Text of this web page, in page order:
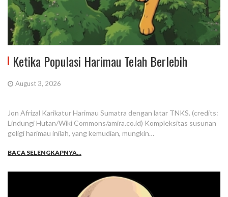
Ketika Populasi Harimau Telah Berlebih
August 3, 2026
Jon Afrizal Karikatur Harimau Sumatra dengan latar TNKS. (credits:
Lindungi Hutan/Wiki Commons/amira.co.id) Kompleksitas susunan
geligi harimau inilah, yang kemudian, mungkin…
BACA SELENGKAPNYA...